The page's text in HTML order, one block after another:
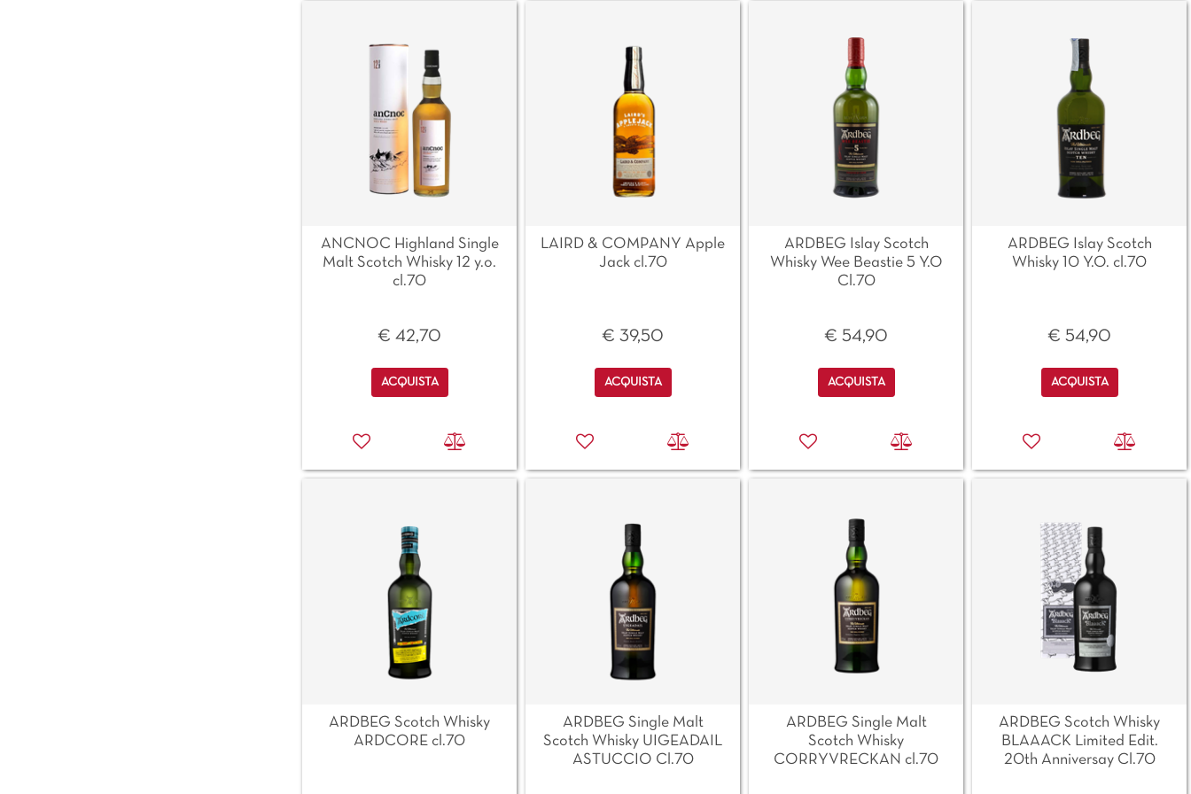
ANCNOC Highland Single
Malt Scotch Whisky 12 y.o.
cl.70
€ 42,70
Quantità
ACQUISTA
LAIRD & COMPANY Apple
Jack cl.70
€ 39,50
Quantità
ACQUISTA
ARDBEG Islay Scotch
Whisky Wee Beastie 5 Y.O
Cl.70
€ 54,90
Quantità
ACQUISTA
ARDBEG Islay Scotch
Whisky 10 Y.O. cl.70
€ 54,90
Quantità
ACQUISTA
ARDBEG Scotch Whisky
ARDCORE cl.70
ARDBEG Single Malt
Scotch Whisky UIGEADAIL
ASTUCCIO Cl.70
ARDBEG Single Malt
Scotch Whisky
CORRYVRECKAN cl.70
ARDBEG Scotch Whisky
BLAAACK Limited Edit.
20th Anniversay Cl.70